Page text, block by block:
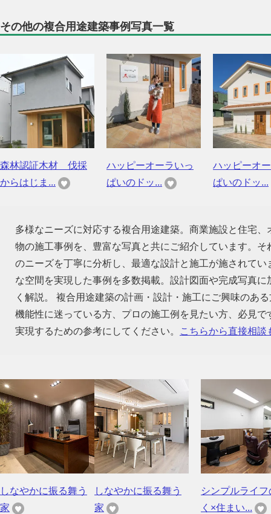
その他の複合用途建築事例写真一覧
森林認証木材 伐採
からはじま...
ハッピーオーラいっ
ぱいのドッ...
ハッピーオ
ぱいのドッ...
多様なニーズに対応する複合用途建築。商業施設と住宅
物の施工事例を、豊富な写真と共にご紹介しています。
のニーズを丁寧に分析し、最適な設計と施工が施されて
な空間を実現した事例を多数掲載。設計図面や完成写真
く解説。 複合用途建築の計画・設計・施工にご興味のあ
機能性に迷っている方、プロの施工例を見たい方、必見
実現するための参考にしてください。
こちらから直接相談
しなやかに振る舞う
家
しなやかに振る舞う
家
シンプルライフ
く×住まい...